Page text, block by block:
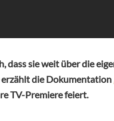
dass sie weit über die
erzählt die Dokumentation
TV-Premiere feiert.